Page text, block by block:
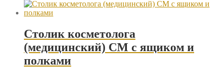
Столик косметолога
(медицинский) СМ с ящиком и
полками